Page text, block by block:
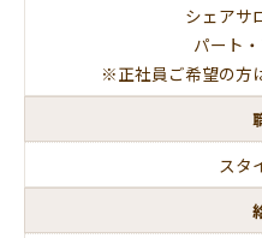
シェアサ
パート
※正社員ご希望の方
スタ